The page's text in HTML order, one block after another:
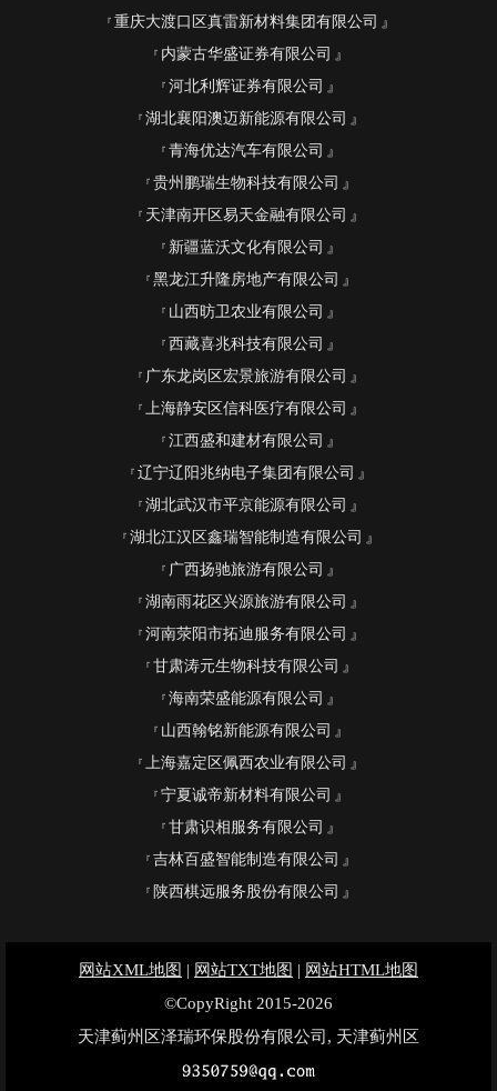
重庆大渡口区真雷新材料集团有限公司
内蒙古华盛证券有限公司
河北利辉证券有限公司
湖北襄阳澳迈新能源有限公司
青海优达汽车有限公司
贵州鹏瑞生物科技有限公司
天津南开区易天金融有限公司
新疆蓝沃文化有限公司
黑龙江升隆房地产有限公司
山西昉卫农业有限公司
西藏喜兆科技有限公司
广东龙岗区宏景旅游有限公司
上海静安区信科医疗有限公司
江西盛和建材有限公司
辽宁辽阳兆纳电子集团有限公司
湖北武汉市平京能源有限公司
湖北江汉区鑫瑞智能制造有限公司
广西扬驰旅游有限公司
湖南雨花区兴源旅游有限公司
河南荥阳市拓迪服务有限公司
甘肃涛元生物科技有限公司
海南荣盛能源有限公司
山西翰铭新能源有限公司
上海嘉定区佩西农业有限公司
宁夏诚帝新材料有限公司
甘肃识相服务有限公司
吉林百盛智能制造有限公司
陕西棋远服务股份有限公司
网站XML地图 | 网站TXT地图 | 网站HTML地图
©CopyRight 2015-2026
天津蓟州区泽瑞环保股份有限公司, 天津蓟州区